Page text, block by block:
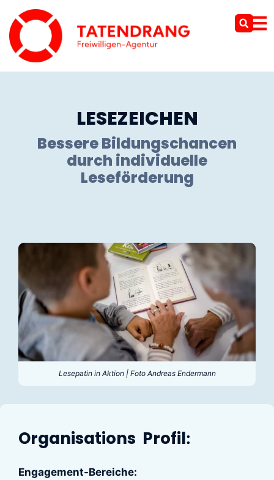
LESEZEICHEN
Bessere Bildungschancen
durch individuelle
Leseförderung
Lesepatin in Aktion | Foto Andreas Endermann
Organisations Profil:
Engagement-Bereiche: